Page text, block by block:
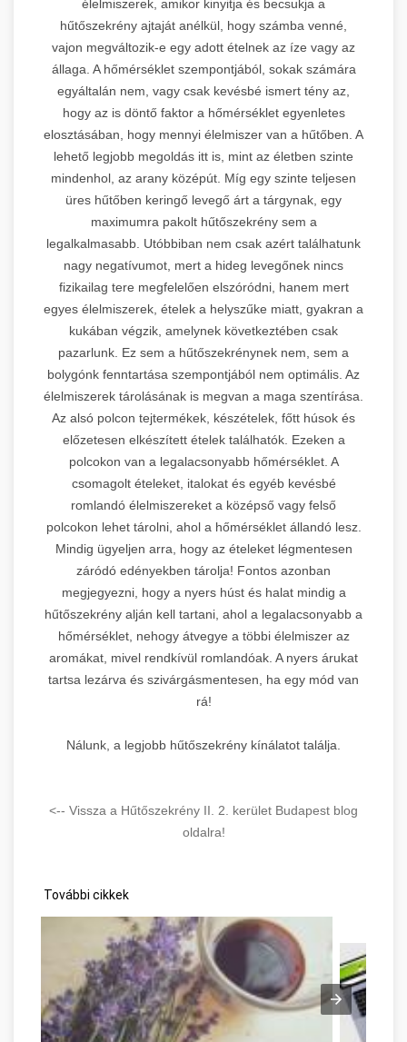
élelmiszerek, amikor kinyitja és becsukja a
hűtőszekrény ajtaját anélkül, hogy számba venné,
vajon megváltozik-e egy adott ételnek az íze vagy az
állaga. A hőmérséklet szempontjából, sokak számára
egyáltalán nem, vagy csak kevésbé ismert tény az,
hogy az is döntő faktor a hőmérséklet egyenletes
elosztásában, hogy mennyi élelmiszer van a hűtőben. A
lehető legjobb megoldás itt is, mint az életben szinte
mindenhol, az arany középút. Míg egy szinte teljesen
üres hűtőben keringő levegő árt a tárgynak, egy
maximumra pakolt hűtőszekrény sem a
legalkalmasabb. Utóbbiban nem csak azért találhatunk
nagy negatívumot, mert a hideg levegőnek nincs
fizikailag tere megfelelően elszóródni, hanem mert
egyes élelmiszerek, ételek a helyszűke miatt, gyakran a
kukában végzik, amelynek következtében csak
pazarlunk. Ez sem a hűtőszekrénynek nem, sem a
bolygónk fenntartása szempontjából nem optimális. Az
élelmiszerek tárolásának is megvan a maga szentírása.
Az alsó polcon tejtermékek, készételek, főtt húsok és
előzetesen elkészített ételek találhatók. Ezeken a
polcokon van a legalacsonyabb hőmérséklet. A
csomagolt ételeket, italokat és egyéb kevésbé
romlandó élelmiszereket a középső vagy felső
polcokon lehet tárolni, ahol a hőmérséklet állandó lesz.
Mindig ügyeljen arra, hogy az ételeket légmentesen
záródó edényekben tárolja! Fontos azonban
megjegyezni, hogy a nyers húst és halat mindig a
hűtőszekrény alján kell tartani, ahol a legalacsonyabb a
hőmérséklet, nehogy átvegye a többi élelmiszer az
aromákat, mivel rendkívül romlandóak. A nyers árukat
tartsa lezárva és szivárgásmentesen, ha egy mód van
rá!
Nálunk, a legjobb hűtőszekrény kínálatot találja.
<-- Vissza a Hűtőszekrény II. 2. kerület Budapest blog
oldalra!
További cikkek